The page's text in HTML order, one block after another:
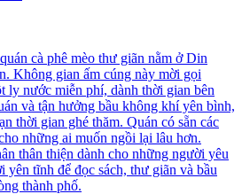
cà phê mèo thư giãn nằm ở Din
Không gian ấm cúng này mời gọi
ly nước miễn phí, dành thời gian bên
và tận hưởng bầu không khí yên bình,
thời gian ghé thăm. Quán có sẵn các
những ai muốn ngồi lại lâu hơn.
thân thiện dành cho những người yêu
yên tĩnh để đọc sách, thư giãn và bầu
thành phố.